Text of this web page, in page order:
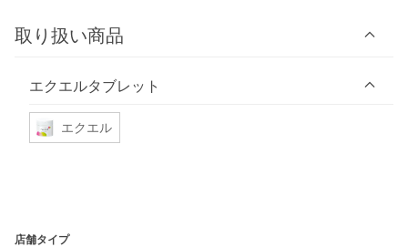
取り扱い商品
エクエルタブレット
エクエル
店舗タイプ